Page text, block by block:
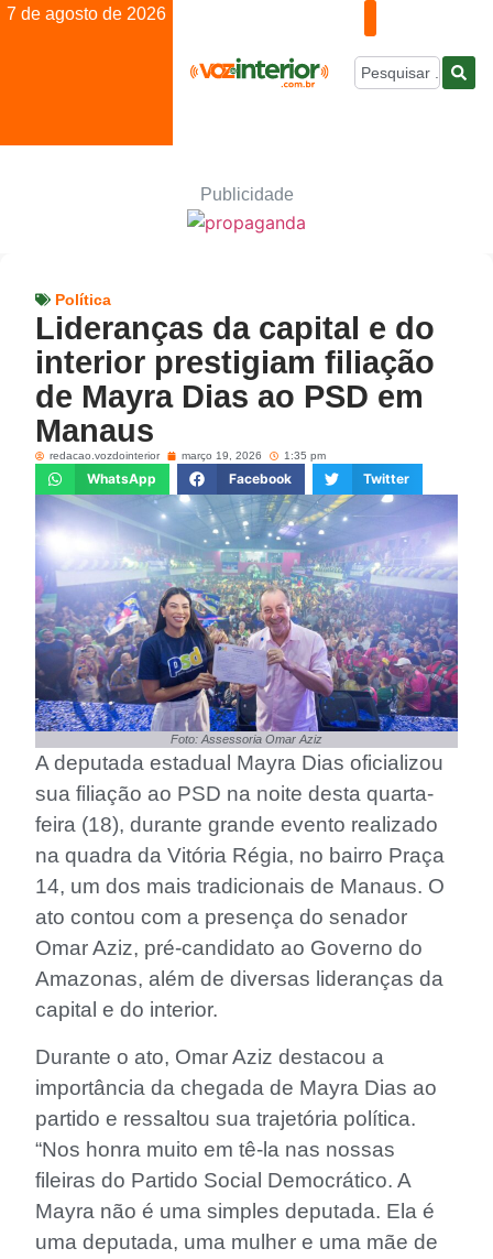
7 de agosto de 2026
Publicidade
Política
Lideranças da capital e do
interior prestigiam filiação
de Mayra Dias ao PSD em
Manaus
redacao.vozdointerior março 19, 2026 1:35 pm
WhatsApp Facebook Twitter
Foto: Assessoria Omar Aziz
A deputada estadual Mayra Dias oficializou
sua filiação ao PSD na noite desta quarta-
feira (18), durante grande evento realizado
na quadra da Vitória Régia, no bairro Praça
14, um dos mais tradicionais de Manaus. O
ato contou com a presença do senador
Omar Aziz, pré-candidato ao Governo do
Amazonas, além de diversas lideranças da
capital e do interior.
Durante o ato, Omar Aziz destacou a
importância da chegada de Mayra Dias ao
partido e ressaltou sua trajetória política.
“Nos honra muito em tê-la nas nossas
fileiras do Partido Social Democrático. A
Mayra não é uma simples deputada. Ela é
uma deputada, uma mulher e uma mãe de